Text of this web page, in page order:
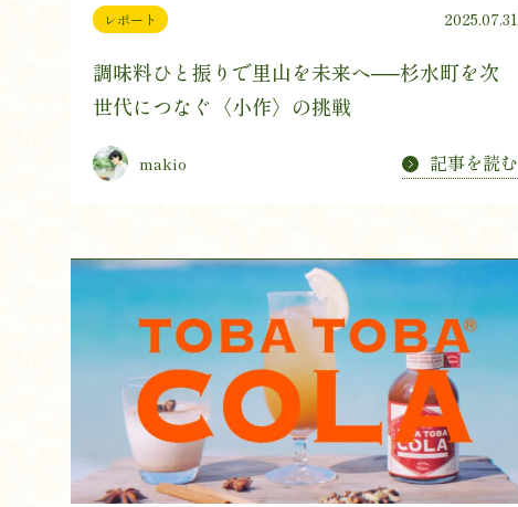
レポート 2025.07.31
調味料ひと振りで里山を未来へ──杉水町を次
世代につなぐ〈小作〉の挑戦
makio 記事を読む